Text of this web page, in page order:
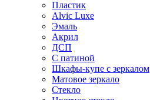
Пластик
Alvic Luxe
Эмаль
Акрил
ДСП
С патиной
Шкафы-купе с зеркалом
Матовое зеркало
Стекло